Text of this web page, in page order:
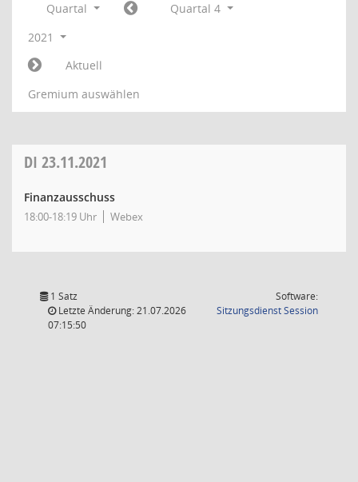
Quartal
Quartal 4
2021
Aktuell
Gremium auswählen
DI 23.11.2021
Finanzausschuss
18:00-18:19 Uhr Webex
1 Satz
Letzte Änderung: 21.07.2026
07:15:50
Software:
SitzungsdienstSession(Wird in